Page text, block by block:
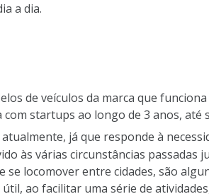
a dia.
de veículos da marca que
startups ao longo de 3 anos, até
atualmente, já que responde à
às várias circunstâncias passadas
locomover entre cidades, são
ao facilitar uma série de